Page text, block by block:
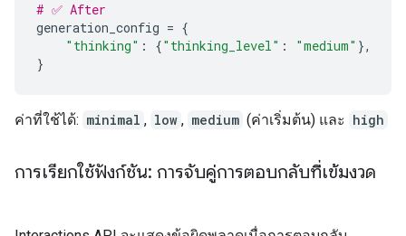
# ✅ After
generation_config = {
"thinking" : {"thinking_level" : "medium" },
}
ค่าที่ใช้ได้: minimal , low , medium (ค่าเริ่มต้น) และ high
การเรียกใช้ฟังก์ชัน: การจับคู่การตอบกลับที่เข้มงวด